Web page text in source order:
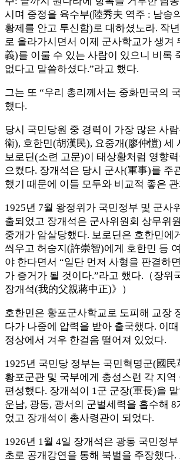
시며 중정을 육수부(陸秀夫 역주 : 남송
황제를 안고 투신함)로 대하셨노라. 작
로 올라가시면서 이제 군사학교가 생겨
義)를 이룰 수 있는 사람이 있으니 비록
없다고 말씀하셨다.”라고 했다.
그는 또 “우리 총리께서는 중화민국의
했다.
당시 국민당원 중 경력이 가장 많은 사
衛), 호한민(胡漢民), 요중개(廖仲愷) 세
보로딘(소련 고문)이 태상황처럼 영향
으켰다. 장개석은 당시 군사(軍事)를 주
했기 때문에 이들 모두와 비교적 좋은
1925년 7월 왕정위가 국민정부 및 군사
출되었고 장개석은 군사위원회 상무위
중개가 암살당했다. 보로딘은 호한민에
씌우고 허숭지(許崇智)에게 호한민 등
야 한다면서 “일단 먼저 사형을 판결하
가 증거가 될 것이다.”라고 했다.（장위
장개석(我的父親蔣中正)》）
호한민은 황포군사학교로 도피해 교장
다가 나중에 압력을 받아 출국했다. 이
정상에서 겨우 한걸음 떨어져 있었다.
1925년 국민당 정부는 국민혁명군(國民
황포군관 및 국부에게 충성스런 각 지역
편성했다. 장개석이 1군 군장(軍長)을
운남, 광동, 광서의 군벌세력을 흡수해 8
었고 장개석이 총사령관이 되었다.
1926년 1월 4일 장개석은 광동 국민정
초로 공개강연을 통해 북벌을 주장했다.